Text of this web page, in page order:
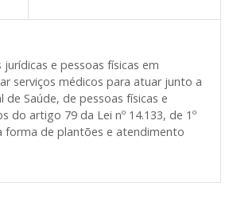
jurídicas e pessoas físicas em
serviços médicos para atuar junto a
de Saúde, de pessoas físicas e
do artigo 79 da Lei nº 14.133, de 1º
forma de plantões e atendimento